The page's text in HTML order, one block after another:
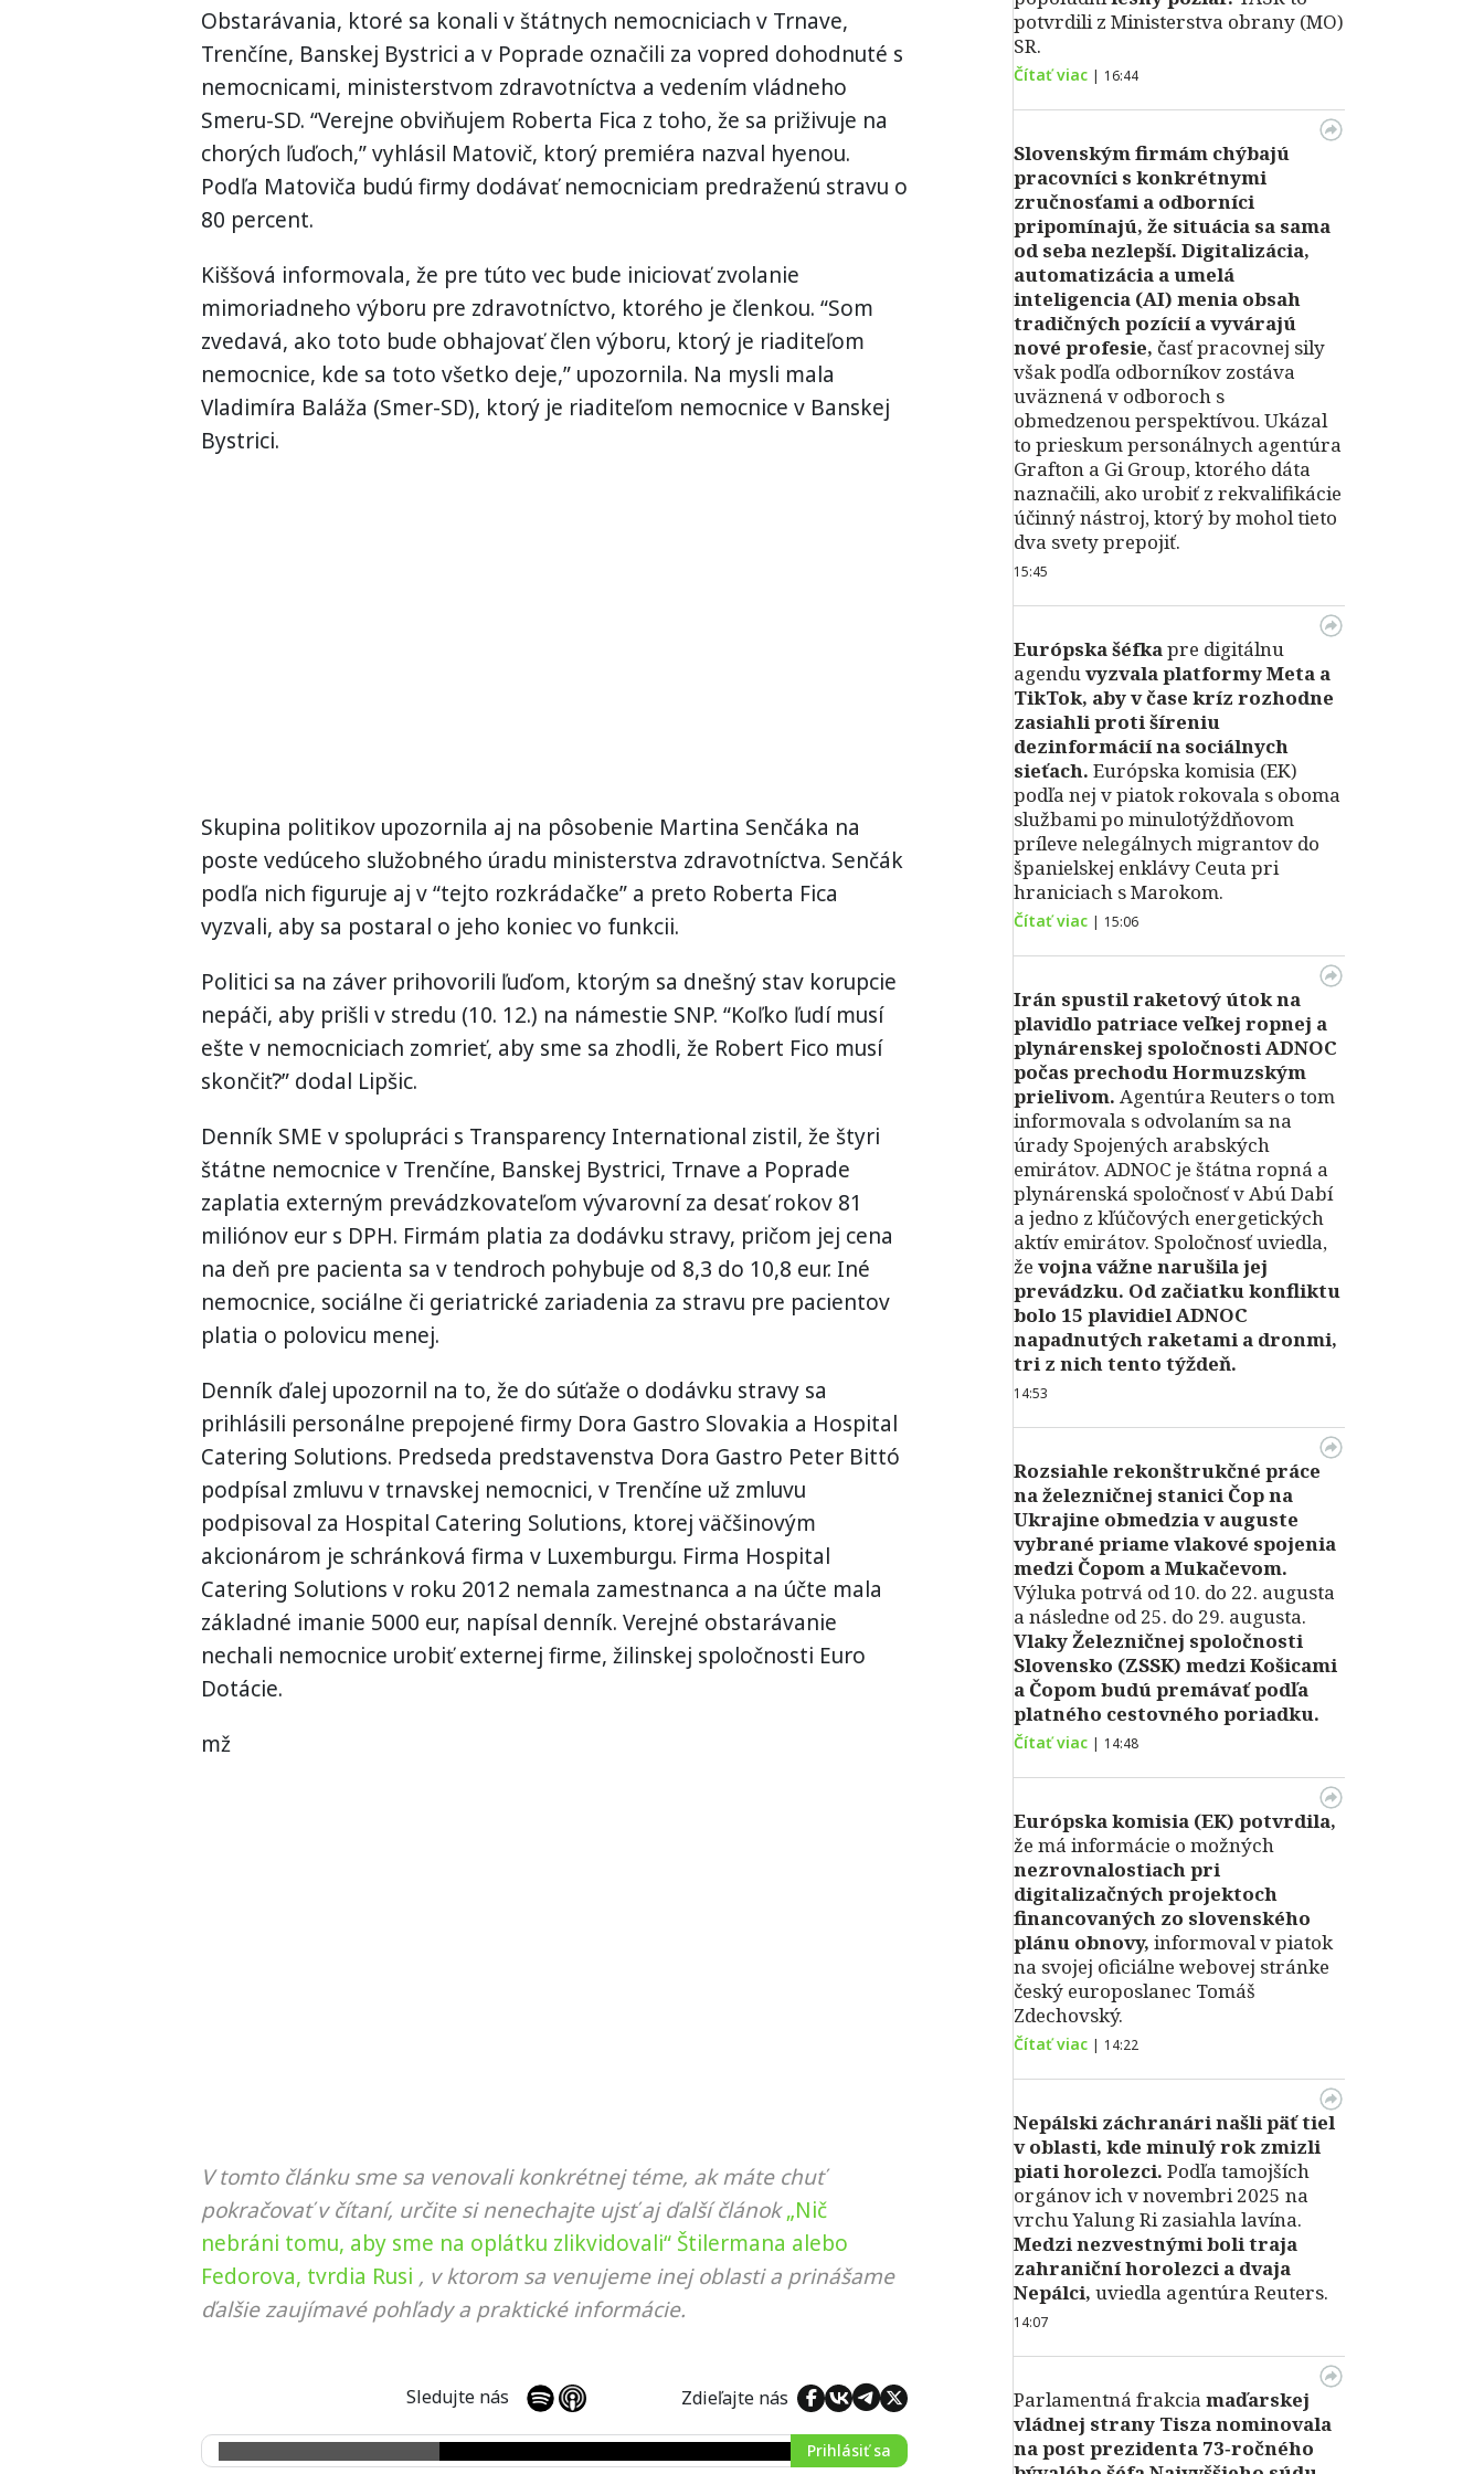
Obstarávania, ktoré sa konali v štátnych nemocniciach v Trnave,
Trenčíne, Banskej Bystrici a v Poprade označili za vopred dohodnuté s
nemocnicami, ministerstvom zdravotníctva a vedením vládneho
Smeru-SD. “Verejne obviňujem Roberta Fica z toho, že sa priživuje na
chorých ľuďoch,” vyhlásil Matovič, ktorý premiéra nazval hyenou.
Podľa Matoviča budú firmy dodávať nemocniciam predraženú stravu o
80 percent.
Kiššová informovala, že pre túto vec bude iniciovať zvolanie
mimoriadneho výboru pre zdravotníctvo, ktorého je členkou. “Som
zvedavá, ako toto bude obhajovať člen výboru, ktorý je riaditeľom
nemocnice, kde sa toto všetko deje,” upozornila. Na mysli mala
Vladimíra Baláža (Smer-SD), ktorý je riaditeľom nemocnice v Banskej
Bystrici.
Skupina politikov upozornila aj na pôsobenie Martina Senčáka na
poste vedúceho služobného úradu ministerstva zdravotníctva. Senčák
podľa nich figuruje aj v “tejto rozkrádačke” a preto Roberta Fica
vyzvali, aby sa postaral o jeho koniec vo funkcii.
Politici sa na záver prihovorili ľuďom, ktorým sa dnešný stav korupcie
nepáči, aby prišli v stredu (10. 12.) na námestie SNP. “Koľko ľudí musí
ešte v nemocniciach zomrieť, aby sme sa zhodli, že Robert Fico musí
skončiť?” dodal Lipšic.
Denník SME v spolupráci s Transparency International zistil, že štyri
štátne nemocnice v Trenčíne, Banskej Bystrici, Trnave a Poprade
zaplatia externým prevádzkovateľom vývarovní za desať rokov 81
miliónov eur s DPH. Firmám platia za dodávku stravy, pričom jej cena
na deň pre pacienta sa v tendroch pohybuje od 8,3 do 10,8 eur. Iné
nemocnice, sociálne či geriatrické zariadenia za stravu pre pacientov
platia o polovicu menej.
Denník ďalej upozornil na to, že do súťaže o dodávku stravy sa
prihlásili personálne prepojené firmy Dora Gastro Slovakia a Hospital
Catering Solutions. Predseda predstavenstva Dora Gastro Peter Bittó
podpísal zmluvu v trnavskej nemocnici, v Trenčíne už zmluvu
podpisoval za Hospital Catering Solutions, ktorej väčšinovým
akcionárom je schránková firma v Luxemburgu. Firma Hospital
Catering Solutions v roku 2012 nemala zamestnanca a na účte mala
základné imanie 5000 eur, napísal denník. Verejné obstarávanie
nechali nemocnice urobiť externej firme, žilinskej spoločnosti Euro
Dotácie.
mž
V tomto článku sme sa venovali konkrétnej téme, ak máte chuť
pokračovať v čítaní, určite si nenechajte ujsť aj ďalší článok „Nič
nebráni tomu, aby sme na oplátku zlikvidovali“ Štilermana alebo
Fedorova, tvrdia Rusi , v ktorom sa venujeme inej oblasti a prinášame
ďalšie zaujímavé pohľady a praktické informácie.
Sledujte nás Zdieľajte nás
Prihlásiť sa
potvrdili z Ministerstva obrany (MO)
SR.
Čítať viac | 16:44
Slovenským firmám chýbajú
pracovníci s konkrétnymi
zručnosťami a odborníci
pripomínajú, že situácia sa sama
od seba nezlepší. Digitalizácia,
automatizácia a umelá
inteligencia (AI) menia obsah
tradičných pozícií a vyvárajú
nové profesie, časť pracovnej sily
však podľa odborníkov zostáva
uväznená v odboroch s
obmedzenou perspektívou. Ukázal
to prieskum personálnych agentúra
Grafton a Gi Group, ktorého dáta
naznačili, ako urobiť z rekvalifikácie
účinný nástroj, ktorý by mohol tieto
dva svety prepojiť.
15:45
Európska šéfkapre digitálnu
agenduvyzvala platformy Meta a
TikTok, aby v čase kríz rozhodne
zasiahli proti šíreniu
dezinformácií na sociálnych
sieťach. Európska komisia (EK)
podľa nej v piatok rokovala s oboma
službami po minulotýždňovom
príleve nelegálnych migrantov do
španielskej enklávy Ceuta pri
hraniciach s Marokom.
Čítať viac | 15:06
Irán spustil raketový útok na
plavidlo patriace veľkej ropnej a
plynárenskej spoločnosti ADNOC
počas prechodu Hormuzským
prielivom. Agentúra Reuters o tom
informovala s odvolaním sa na
úrady Spojených arabských
emirátov. ADNOC je štátna ropná a
plynárenská spoločnosť v Abú Dabí
a jedno z kľúčových energetických
aktív emirátov. Spoločnosť uviedla,
že vojna vážne narušila jej
prevádzku. Od začiatku konfliktu
bolo 15 plavidiel ADNOC
napadnutých raketami a dronmi,
tri z nich tento týždeň.
14:53
Rozsiahle rekonštrukčné práce
na železničnej stanici Čop na
Ukrajine obmedzia v auguste
vybrané priame vlakové spojenia
medzi Čopom a Mukačevom.
Výluka potrvá od 10. do 22. augusta
a následne od 25. do 29. augusta.
Vlaky Železničnej spoločnosti
Slovensko (ZSSK) medzi Košicami
a Čopom budú premávať podľa
platného cestovného poriadku.
Čítať viac | 14:48
Európska komisia (EK) potvrdila,
že má informácie o možných
nezrovnalostiach pri
digitalizačných projektoch
financovaných zo slovenského
plánu obnovy, informoval v piatok
na svojej oficiálne webovej stránke
český europoslanec Tomáš
Zdechovský.
Čítať viac | 14:22
Nepálski záchranári našli päť tiel
v oblasti, kde minulý rok zmizli
piati horolezci. Podľa tamojších
orgánov ich v novembri 2025 na
vrchu Yalung Ri zasiahla lavína.
Medzi nezvestnými boli traja
zahraniční horolezci a dvaja
Nepálci, uviedla agentúra Reuters.
14:07
Parlamentná frakcia maďarskej
vládnej strany Tisza nominovala
na post prezidenta 73‑ročného